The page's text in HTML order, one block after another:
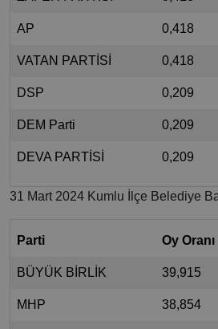
AP 0,418
VATAN PARTİSİ 0,418
DSP 0,209
DEM Parti 0,209
DEVA PARTİSİ 0,209
31 Mart 2024 Kumlu İlçe Belediye
Parti Oy Oranı
BÜYÜK BİRLİK 39,915
MHP 38,854